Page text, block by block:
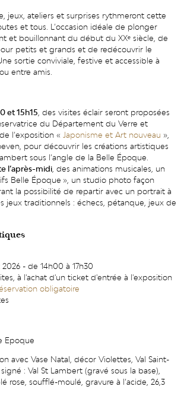
jeux, ateliers et surprises rythmeront cette
et tous. L’occasion idéale de plonger
et bouillonnant du début du XXᵉ siècle, de
petits et grands et de redécouvrir le
sortie conviviale, festive et accessible à
entre amis.
et 15h15, des visites éclair seront proposées
du Département du Verre et
l’exposition « Japonisme et Art nouveau »,
pour découvrir les créations artistiques
sous l’angle de la Belle Époque.
l’après-midi, des animations musicales, un
Belle Époque », un studio photo façon
la possibilité de repartir avec un portrait à
jeux traditionnels : échecs, pétanque, jeux de
- de 14h00 à 17h30
à l'achat d'un ticket d'entrée à l'exposition
obligatoire
Epoque
avec Vase Natal, décor Violettes, Val Saint-
: Val St Lambert (gravé sous la base),
rose, soufflé-moulé, gravure à l’acide, 26,3